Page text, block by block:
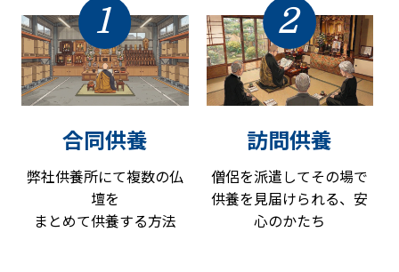
1
合同供養
弊社供養所にて複数の仏
壇を
まとめて供養する方法
2
訪問供養
僧侶を派遣してその場で
供養を見届けられる、安
心のかたち